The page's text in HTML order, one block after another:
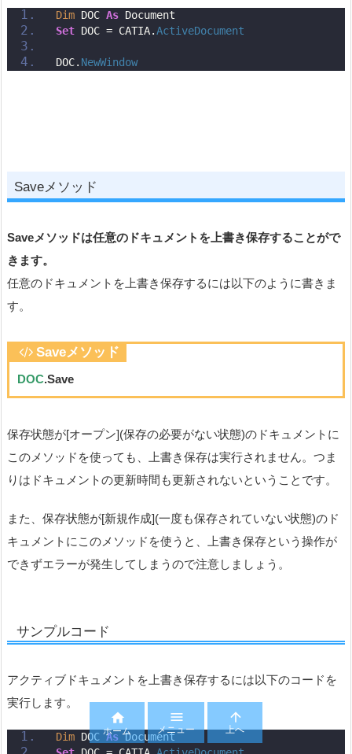
Dim DOC As Document
Set DOC = CATIA.ActiveDocument
DOC. NewWindow
Saveメソッド
Saveメソッドは任意のドキュメントを上書き保存することがで
きます。
任意のドキュメントを上書き保存するには以下のように書きま
す。
Saveメソッド
DOC.Save
保存状態が[オープン](保存の必要がない状態)のドキュメントに
このメソッドを使っても、上書き保存は実行されません。つま
りはドキュメントの更新時間も更新されないということです。
また、保存状態が[新規作成](一度も保存されていない状態)のド
キュメントにこのメソッドを使うと、上書き保存という操作が
できずエラーが発生してしまうので注意しましょう。
サンプルコード
アクティブドキュメントを上書き保存するには以下のコードを
実行します。
Dim DOC As Document

ホーム

メニュー

上へ